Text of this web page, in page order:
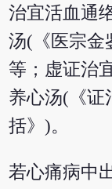
治宜活血通
汤(《医宗金
等；虚证治
养心汤(《证
括》)。
若心痛病中